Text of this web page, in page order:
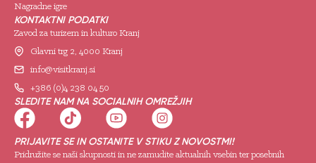
Nagradne igre
KONTAKTNI PODATKI
Zavod za turizem in kulturo Kranj
Glavni trg 2, 4000 Kranj
info@visitkranj.si
+386 (0)4 238 04 50
SLEDITE NAM NA SOCIALNIH OMREŽJIH
PRIJAVITE SE IN OSTANITE V STIKU Z NOVOSTMI!
Pridružite se naši skupnosti in ne zamudite aktualnih vsebin ter posebnih